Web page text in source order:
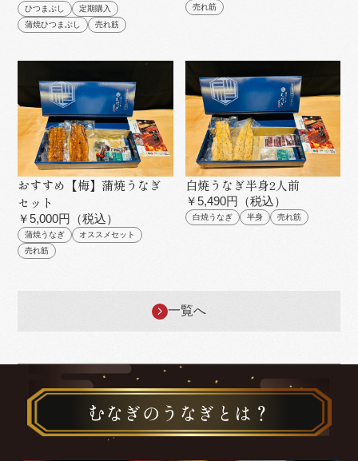
ひつまぶし
定期購入
蒲焼ひつまぶし
売れ筋
売れ筋
おすすめ【梅】蒲焼うなぎ
セット
￥5,000円（税込）
蒲焼うなぎ
オススメセット
売れ筋
白焼うなぎ半身2人前
￥5,490円（税込）
白焼うなぎ 半身 売れ筋
一覧へ
むなぎのうなぎとは？